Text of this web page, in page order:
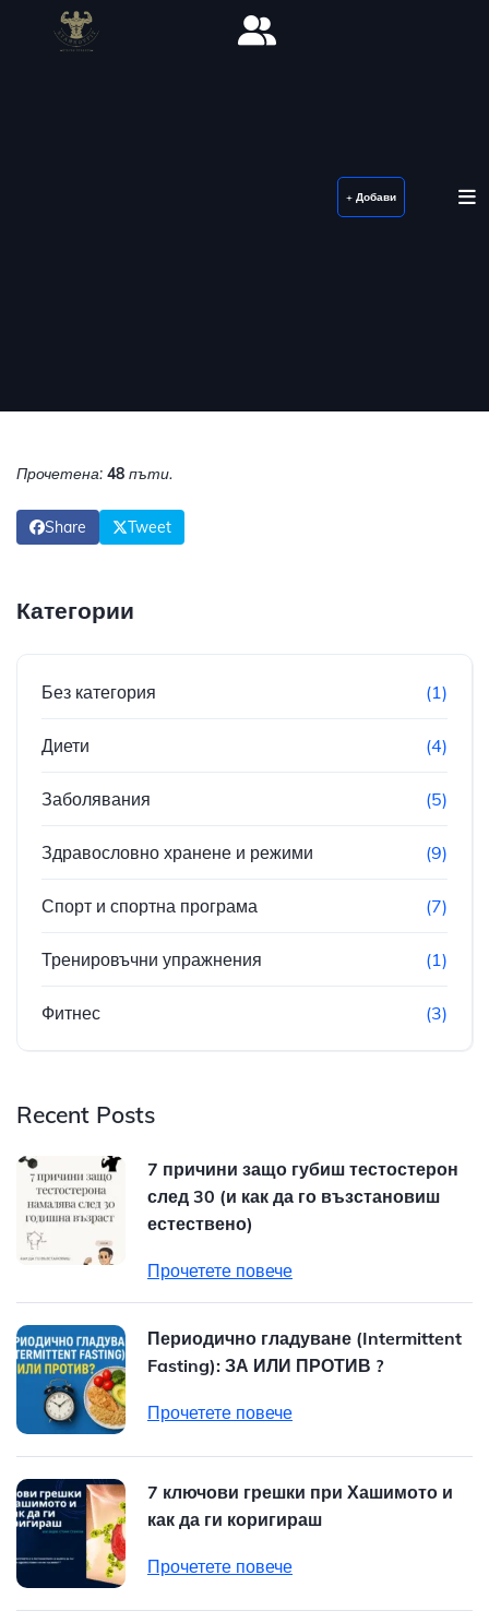
+ Добави
Прочетена: 48 пъти.
Share Tweet
Категории
Без категория (1)
Диети (4)
Заболявания (5)
Здравословно хранене и режими (9)
Спорт и спортна програма (7)
Тренировъчни упражнения (1)
Фитнес (3)
Recent Posts
7 причини защо губиш тестостерон
след 30 (и как да го възстановиш
естествено)
Прочетете повече
Периодично гладуване (Intermittent
Fasting): ЗА ИЛИ ПРОТИВ ?
Прочетете повече
7 ключови грешки при Хашимото и
как да ги коригираш
Прочетете повече